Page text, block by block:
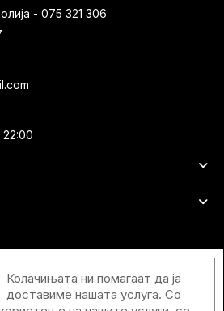
- 075 321 306
Парфимерии. Сите права задржани.
Колачињата ни помагаат да ја
доставиме нашата услуга. Со